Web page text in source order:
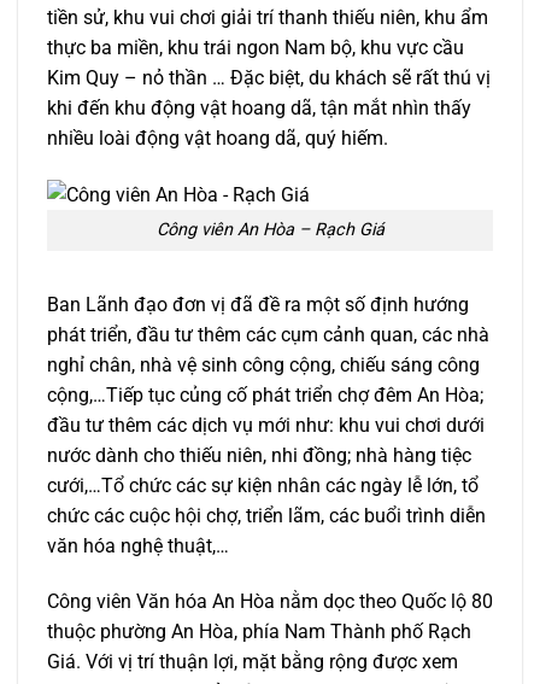
tiền sử, khu vui chơi giải trí thanh thiếu niên, khu ẩm
thực ba miền, khu trái ngon Nam bộ, khu vực cầu
Kim Quy – nỏ thần … Đặc biệt, du khách sẽ rất thú vị
khi đến khu động vật hoang dã, tận mắt nhìn thấy
nhiều loài động vật hoang dã, quý hiếm.
Công viên An Hòa – Rạch Giá
Ban Lãnh đạo đơn vị đã đề ra một số định hướng
phát triển, đầu tư thêm các cụm cảnh quan, các nhà
nghỉ chân, nhà vệ sinh công cộng, chiếu sáng công
cộng,…Tiếp tục củng cố phát triển chợ đêm An Hòa;
đầu tư thêm các dịch vụ mới như: khu vui chơi dưới
nước dành cho thiếu niên, nhi đồng; nhà hàng tiệc
cưới,…Tổ chức các sự kiện nhân các ngày lễ lớn, tổ
chức các cuộc hội chợ, triển lãm, các buổi trình diễn
văn hóa nghệ thuật,…
Công viên Văn hóa An Hòa nằm dọc theo Quốc lộ 80
thuộc phường An Hòa, phía Nam Thành phố Rạch
Giá. Với vị trí thuận lợi, mặt bằng rộng được xem